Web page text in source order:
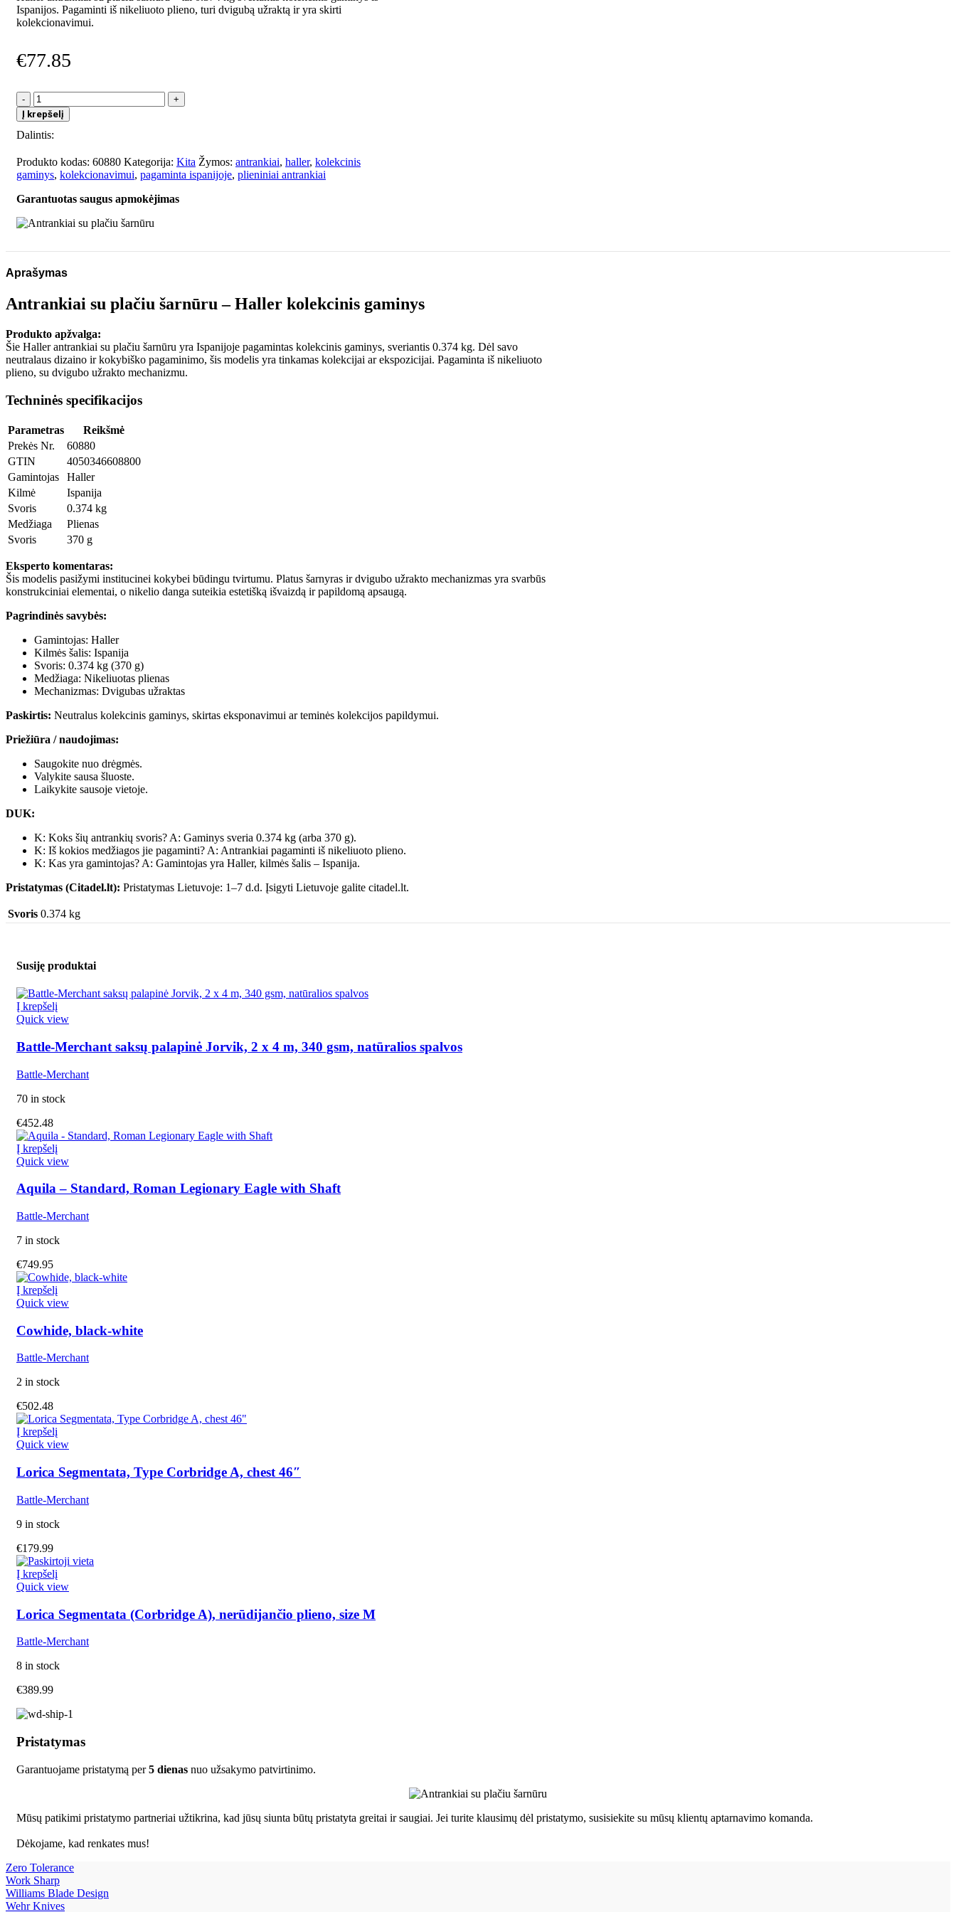
Ispanijos. Pagaminti iš nikeliuoto plieno, turi dvigubą užraktą ir yra skirti
kolekcionavimui.
€77.85
produkto
kiekis:
Antrankiai
su
šarnūru
Į krepšelį
Dalintis:
Produkto kodas: 60880 Kategorija: Kita Žymos: antrankiai, haller, kolekcinis
gaminys, kolekcionavimui, pagaminta ispanijoje, plieniniai antrankiai
Garantuotas saugus apmokėjimas
Aprašymas
Antrankiai su plačiu šarnūru – Haller kolekcinis gaminys
Produkto apžvalga:
Šie Haller antrankiai su plačiu šarnūru yra Ispanijoje pagamintas kolekcinis gaminys, sveriantis 0.374 kg. Dėl savo
neutralaus dizaino ir kokybiško pagaminimo, šis modelis yra tinkamas kolekcijai ar ekspozicijai. Pagaminta iš nikeliuoto
plieno, su dvigubo užrakto mechanizmu.
Techninės specifikacijos
Parametras
Reikšmė
Prekės Nr.
60880
GTIN
4050346608800
Gamintojas
Haller
Kilmė
Ispanija
Svoris
0.374 kg
Medžiaga
Plienas
Svoris
370 g
Eksperto komentaras:
Šis modelis pasižymi institucinei kokybei būdingu tvirtumu. Platus šarnyras ir dvigubo užrakto mechanizmas yra svarbūs
konstrukciniai elementai, o nikelio danga suteikia estetišką išvaizdą ir papildomą apsaugą.
Pagrindinės savybės:
Gamintojas: Haller
Kilmės šalis: Ispanija
Svoris: 0.374 kg (370 g)
Medžiaga: Nikeliuotas plienas
Mechanizmas: Dvigubas užraktas
Paskirtis: Neutralus kolekcinis gaminys, skirtas eksponavimui ar teminės kolekcijos papildymui.
Priežiūra / naudojimas:
Saugokite nuo drėgmės.
Valykite sausa šluoste.
Laikykite sausoje vietoje.
DUK:
K: Koks šių antrankių svoris? A: Gaminys sveria 0.374 kg (arba 370 g).
K: Iš kokios medžiagos jie pagaminti? A: Antrankiai pagaminti iš nikeliuoto plieno.
K: Kas yra gamintojas? A: Gamintojas yra Haller, kilmės šalis – Ispanija.
Pristatymas (Citadel.lt): Pristatymas Lietuvoje: 1–7 d.d. Įsigyti Lietuvoje galite citadel.lt.
Svoris 0.374 kg
Susiję produktai
Į krepšelį
Quick view
Battle-Merchant saksų palapinė Jorvik, 2 x 4 m, 340 gsm, natūralios spalvos
Battle-Merchant
70 in stock
€452.48
Į krepšelį
Quick view
Aquila – Standard, Roman Legionary Eagle with Shaft
Battle-Merchant
7 in stock
€749.95
Į krepšelį
Quick view
Cowhide, black-white
Battle-Merchant
2 in stock
€502.48
Į krepšelį
Quick view
Lorica Segmentata, Type Corbridge A, chest 46″
Battle-Merchant
9 in stock
€179.99
Į krepšelį
Quick view
Lorica Segmentata (Corbridge A), nerūdijančio plieno, size M
Battle-Merchant
8 in stock
€389.99
Pristatymas
Garantuojame pristatymą per5 dienas nuo užsakymo patvirtinimo.
Mūsų patikimi pristatymo partneriai užtikrina, kad jūsų siunta būtų pristatyta greitai ir saugiai. Jei turite klausimų dėl pristatymo, susisiekite su mūsų klientų aptarnavimo komanda.
Dėkojame, kad renkates mus!
Zero Tolerance
Work Sharp
Williams Blade Design
Wehr Knives